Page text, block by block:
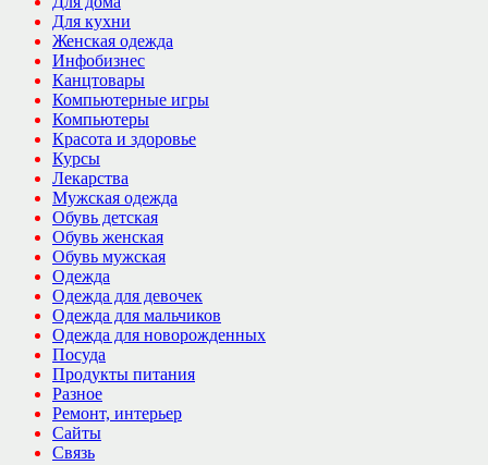
Для кухни
Женская одежда
Инфобизнес
Канцтовары
Компьютерные игры
Компьютеры
Красота и здоровье
Курсы
Лекарства
Мужская одежда
Обувь детская
Обувь женская
Обувь мужская
Одежда
Одежда для девочек
Одежда для мальчиков
Одежда для новорожденных
Посуда
Продукты питания
Разное
Ремонт, интерьер
Сайты
Связь